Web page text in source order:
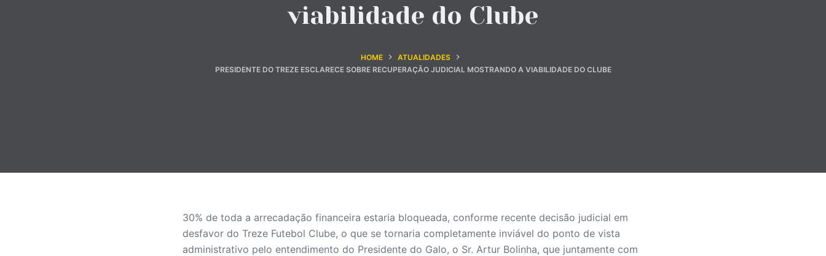
viabilidade do Clube
HOME
ATUALIDADES
PRESIDENTE DO TREZE ESCLARECE SOBRE RECUPERAÇÃO JUDICIAL MOSTRANDO A VIABILIDADE DO CLUBE
30% de toda a arrecadação financeira estaria bloqueada, conforme recente decisão judicial em
desfavor do Treze Futebol Clube, o que se tornaria completamente inviável do ponto de vista
administrativo pelo entendimento do Presidente do Galo, o Sr. Artur Bolinha, que juntamente com